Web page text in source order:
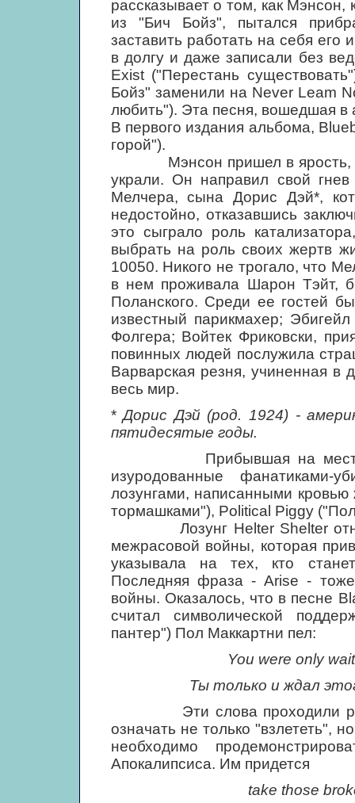
рассказывает о том, как
из "Бич Бойз", пытался
заставить работать на себя
в долгу и даже записали без
Exist ("Перестань
Бойз" заменили на Never Leam
любить"). Эта песня, вошедшая в
В первого издания альбома,
горой").
Мэнсон пришел в ярость,
украли. Он направил свой
Мелчера, сына Дорис Дэй*,
недостойно, отказавшись
это сыграло роль
выбрать на роль своих жертв
10050. Никого не трогало, что
в нем проживала Шарон Тэйт,
Поланского. Среди ее гостей
известный парикмахер;
Фолгера; Войтек Фриковски,
повинных людей послужила
Варварская резня, учиненная в
весь мир.
*Дорис Дэй (род. 1924) -
пятидесятые годы.
Прибывшая на место
изуродованные
лозунгами, написанными
тормашками"), Political Piggy
Лозунг Helter Shelter
межрасовой войны, которая
указывала на тех, кто
Последняя фраза - Arise -
войны. Оказалось, что в песне
считал символической
пантер") Пол Маккартни пел:
You were only
Ты только и ждал
Эти слова проходили
означать не только "взлететь",
необходимо
Апокалипсиса. Им придется
take those